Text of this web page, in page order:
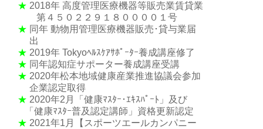
★ 2018年 高度管理医療機器等販売業賃貸業
第４５０２２９１８００００１号
★ 同年 動物用管理医療機器販売･貸与業届
出
★ 2019年 Tokyoﾍﾙｽｹｱｻﾎﾟｰﾀｰ養成講座修了
★ 同年認知症サポーター養成講座受講
★ 2020年松本地域健康産業推進協議会参加
企業認定取得
★ 2020年2月「健康ﾏｽﾀｰ･ｴｷｽﾊﾟｰﾄ」及び
「健康ﾏｽﾀｰ普及認定講師」資格更新認定
★ 2021年1月【スポーツエールカンパニー